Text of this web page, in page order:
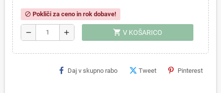
block Pokliči za ceno in rok dobave!
remove add shopping_cart V KOŠARICO
Daj v skupno rabo Tweet Pinterest